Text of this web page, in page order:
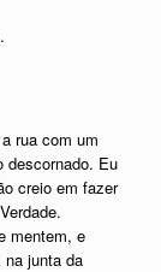
rua com um
Eu
creio em fazer
mentem, e
na junta da